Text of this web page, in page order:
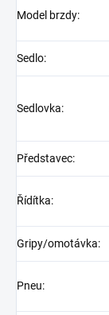
Model brzdy:
Sedlo:
Sedlovka:
Představec:
Řídítka:
Gripy/omotávka:
Pneu: